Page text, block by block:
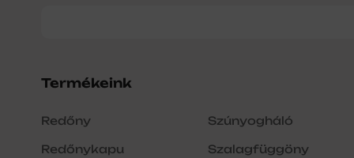
Termékeink
Redőny
Redőnykapu
Szúnyogháló
Szalagfüggöny